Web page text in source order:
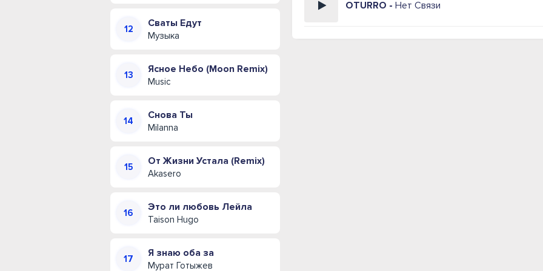
Сваты Едут
Музыка
Ясное Небо (Moon Remix)
Music
Снова Ты
Milanna
От Жизни Устала (Remix)
Akasero
Это ли любовь Лейла
Taison Hugo
Я знаю оба за
Мурат Готыжев
OTURRO - Нет Связи